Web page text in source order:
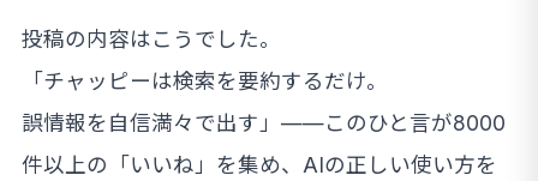
投稿の内容はこうでした。
「チャッピーは検索を要約するだけ。
誤情報を自信満々で出す」——このひと言が8000
件以上の「いいね」を集め、AIの正しい使い方を